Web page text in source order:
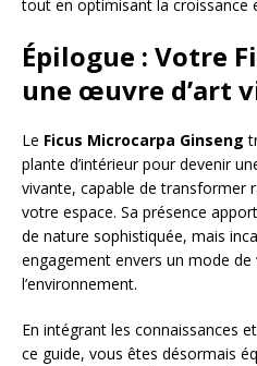
tout en optimisant la croissance
Épilogue : Votre
une œuvre d’art
Le Ficus Microcarpa Ginseng
plante d’intérieur pour devenir
vivante, capable de transformer
votre espace. Sa présence
de nature sophistiquée, mais
engagement envers un mode
l’environnement.
En intégrant les connaissances
ce guide, vous êtes désormais